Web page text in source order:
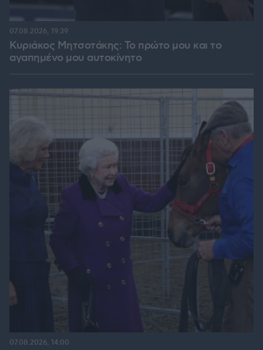
Κυριάκος Μητσοτάκης: Το πρώτο μου και το
αγαπημένο μου αυτοκίνητο
07.08.2026, 19:39
07.08.2026, 14:00